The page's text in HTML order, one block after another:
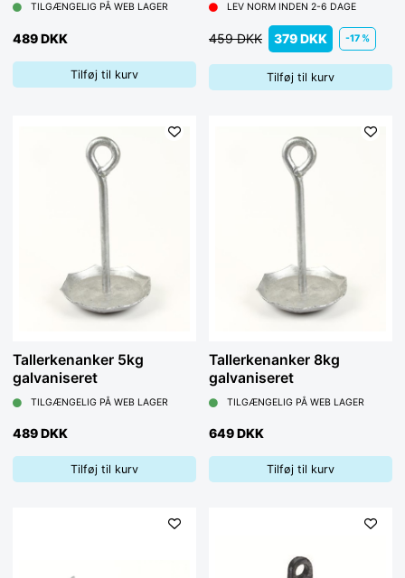
TILGÆNGELIG PÅ WEB LAGER
489 DKK
Tilføj til kurv
LEV NORM INDEN 2-6 DAGE
379 DKK
459 DKK -17 %
Tilføj til kurv
Tallerkenanker 5kg
galvaniseret
TILGÆNGELIG PÅ WEB LAGER
489 DKK
Tilføj til kurv
Tallerkenanker 8kg
galvaniseret
TILGÆNGELIG PÅ WEB LAGER
649 DKK
Tilføj til kurv